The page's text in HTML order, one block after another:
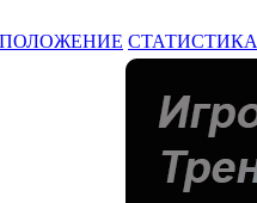
ПОЛОЖЕНИЕ СТАТИСТИКА